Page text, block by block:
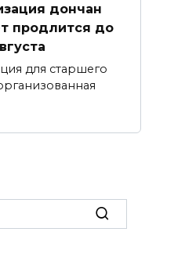
дончан
продлится до
для старшего